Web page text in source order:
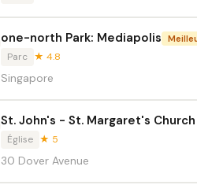
one-north Park: Mediapolis
Parc ★ 4.8
Singapore
St. John's - St. Margaret's
Église ★ 5
30 Dover Avenue